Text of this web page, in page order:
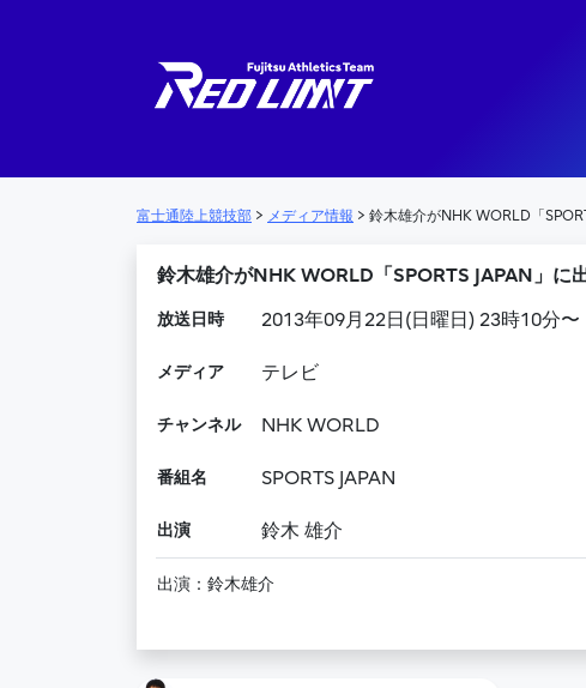
メインナビゲーション
富士通陸上競技部 > メディア情報 > 鈴木雄介がNHK WORLD「
鈴木雄介がNHK WORLD「SPORTS JAPAN」に
放送日時 2013年09月22日(日曜日) 23時10分〜
メディア テレビ
チャンネル NHK WORLD
番組名 SPORTS JAPAN
出演 鈴木 雄介
出演：鈴木雄介